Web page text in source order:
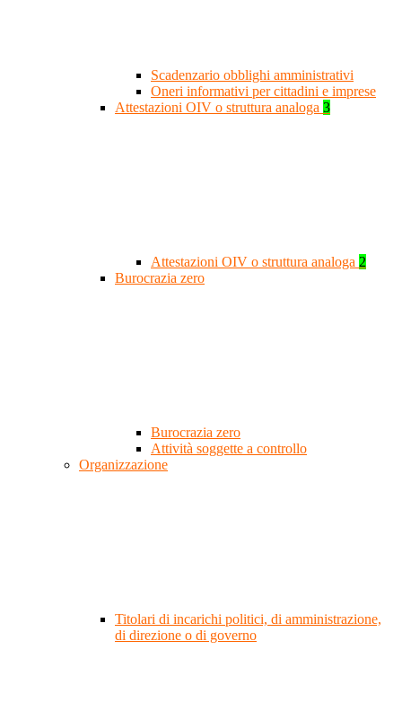
Scadenzario obblighi amministrativi
Oneri informativi per cittadini e imprese
Attestazioni OIV o struttura analoga 3
Attestazioni OIV o struttura analoga 2
Burocrazia zero
Burocrazia zero
Attività soggette a controllo
Organizzazione
Titolari di incarichi politici, di amministrazione,
di direzione o di governo